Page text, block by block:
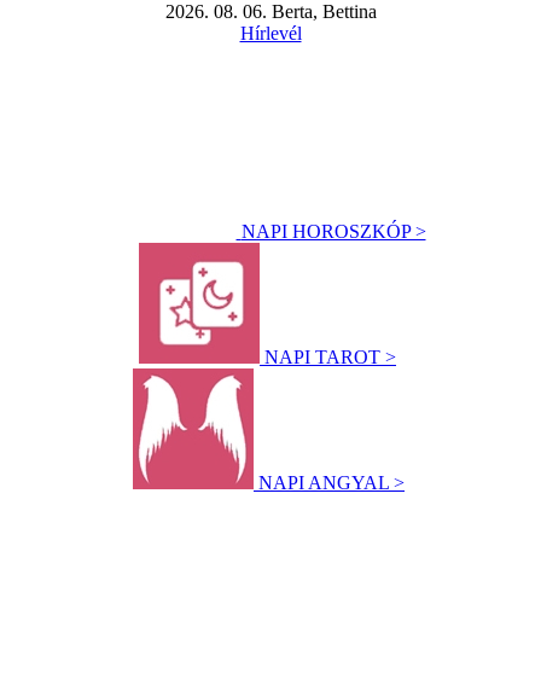
2026. 08. 06. Berta, Bettina
Hírlevél
NAPI HOROSZKÓP >
NAPI TAROT >
NAPI ANGYAL >